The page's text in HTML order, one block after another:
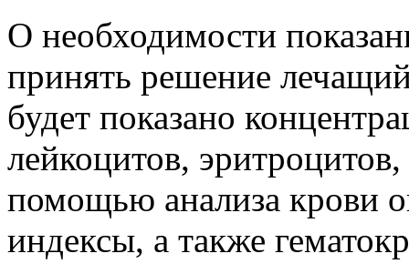
О необходимости
принять решение
будет показано
лейкоцитов,
помощью анализа крови
индексы, а также